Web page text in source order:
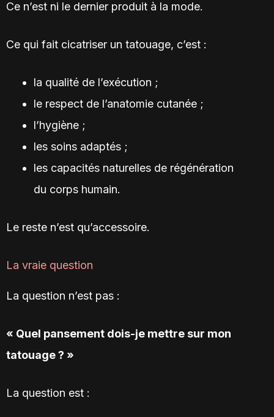
Ce n’est ni le dernier produit à la mode.
Ce qui fait cicatriser un tatouage, c’est :
la qualité de l’exécution ;
le respect de l’anatomie cutanée ;
l’hygiène ;
les soins adaptés ;
les capacités naturelles de régénération
du corps humain.
Le reste n’est qu’accessoire.
La vraie question
La question n’est pas :
« Quel pansement dois-je mettre sur mon
tatouage ? »
La question est :